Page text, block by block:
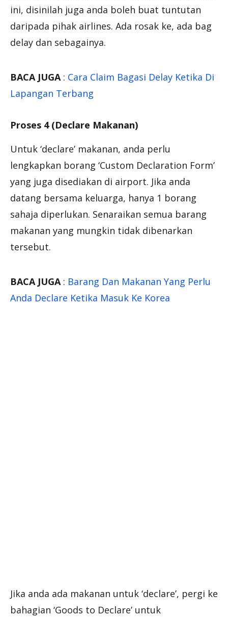
ini, disinilah juga anda boleh buat tuntutan
daripada pihak airlines. Ada rosak ke, ada bag
delay dan sebagainya.
BACA JUGA: Cara Claim Bagasi Delay Ketika Di
Lapangan Terbang
Proses 4 (Declare Makanan)
Untuk ‘declare’ makanan, anda perlu
lengkapkan borang ‘Custom Declaration Form’
yang juga disediakan di airport. Jika anda
datang bersama keluarga, hanya 1 borang
sahaja diperlukan. Senaraikan semua barang
makanan yang mungkin tidak dibenarkan
tersebut.
BACA JUGA: Barang Dan Makanan Yang Perlu
Anda Declare Ketika Masuk Ke Korea
Jika anda ada makanan untuk ‘declare’, pergi ke
bahagian ‘Goods to Declare’ untuk